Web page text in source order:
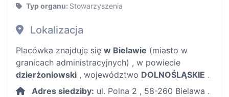
Typ organu: Stowarzyszenia
Lokalizacja
Placówka znajduje się w Bielawie (miasto w
granicach administracyjnych) , w powiecie
dzierżoniowski , województwo DOLNOŚLĄSKIE .
Adres siedziby: ul. Polna 2 , 58-260 Bielawa .